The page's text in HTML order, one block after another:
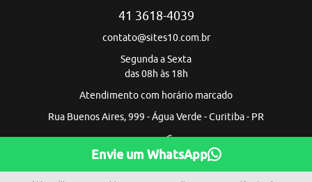
41 3618-4039
contato@sites10.com.br
Segunda a Sexta
das 08h às 18h
Atendimento com horário marcado
Rua Buenos Aires, 999 - Água Verde - Curitiba - PR
Envie um WhatsApp